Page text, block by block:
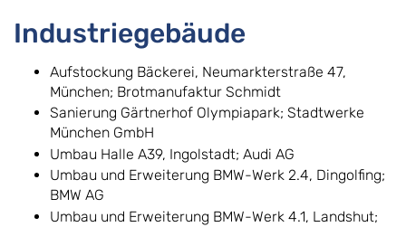
Industriegebäude
Aufstockung Bäckerei, Neumarkterstraße 47,
München; Brotmanufaktur Schmidt
Sanierung Gärtnerhof Olympiapark; Stadtwerke
München GmbH
Umbau Halle A39, Ingolstadt; Audi AG
Umbau und Erweiterung BMW-Werk 2.4, Dingolfing;
BMW AG
Umbau und Erweiterung BMW-Werk 4.1, Landshut;